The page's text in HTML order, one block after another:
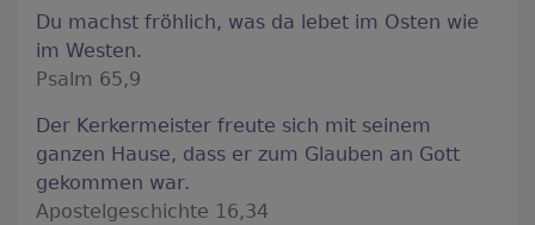
Du machst fröhlich, was da lebet im Osten wie
im Westen.
Psalm 65,9
Der Kerkermeister freute sich mit seinem
ganzen Hause, dass er zum Glauben an Gott
gekommen war.
Apostelgeschichte 16,34